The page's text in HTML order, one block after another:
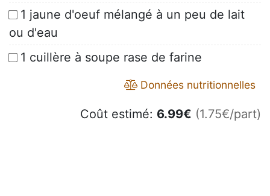
1 jaune d'oeuf mélangé à un peu de lait
ou d'eau
1 cuillère à soupe rase de farine
Données nutritionnelles
Coût estimé: 6.99€ (1.75€/part)